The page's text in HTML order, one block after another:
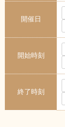
開催日
開始時刻
終了時刻